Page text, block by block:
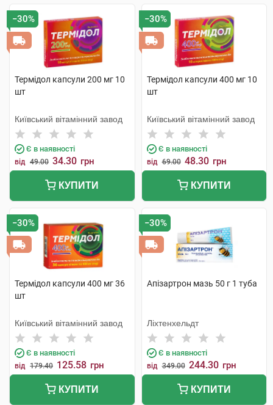
−30%
Термідол капсули 200 мг 10
шт
Київський вітамінний завод
Є в наявності
від 49.00 34.30 грн
КУПИТИ
−30%
Термідол капсули 400 мг 10
шт
Київський вітамінний завод
Є в наявності
від 69.00 48.30 грн
КУПИТИ
−30%
Термідол капсули 400 мг 36
шт
Київський вітамінний завод
Є в наявності
від 179.40 125.58 грн
КУПИТИ
−30%
Апізартрон мазь 50 г 1 туба
Ліхтенхельдт
Є в наявності
від 349.00 244.30 грн
КУПИТИ